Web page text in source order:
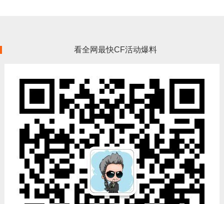
看全网最快CF活动爆料